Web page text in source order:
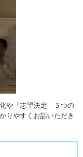
化や『志望決定 ５つの
りやすくお話いただき